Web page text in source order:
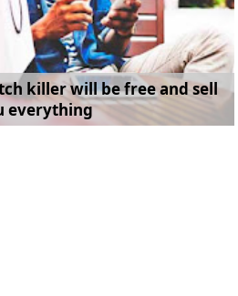
killer will be free and sell
everything